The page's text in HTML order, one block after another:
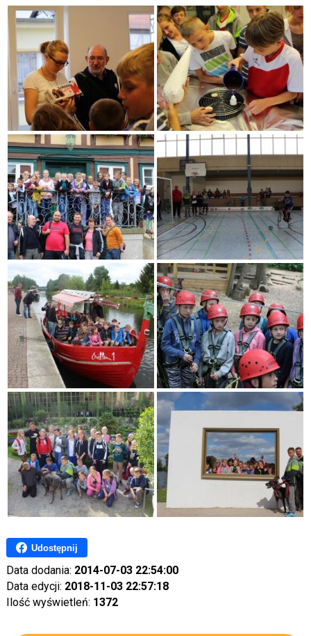
Udostępnij
Data dodania: 2014-07-03 22:54:00
Data edycji: 2018-11-03 22:57:18
Ilość wyświetleń: 1372